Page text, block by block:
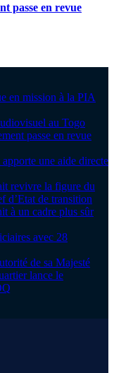
passe en revue
en mission à la PIA
au Togo
passe en revue
une aide directe
revivre la figure du
d’Etat de transition
à un cadre plus sûr
avec 28
de sa Majesté
lance le